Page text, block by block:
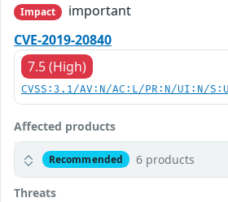
Impact
important
CVE-2019-20840
7.5 (High)
CVSS:3.1/AV:N/AC:L/PR:N/UI:N/
Affected products
Recommended 6 products
Threats